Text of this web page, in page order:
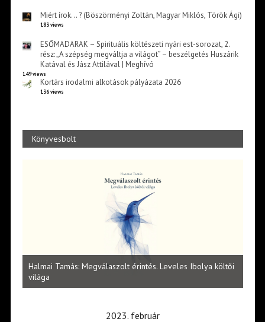
Miért írok… ? (Böszörményi Zoltán, Magyar Miklós, Török Ági)
183 views
ESŐMADARAK – Spirituális költészeti nyári est-sorozat, 2.
rész: „A szépség megváltja a világot” – beszélgetés Huszárik
Katával és Jász Attilával | Meghívó
149 views
Kortárs irodalmi alkotások pályázata 2026
136 views
Könyvesbolt
Halmai Tamás: Megválaszolt érintés. Leveles Ibolya költői
világa
2023. február